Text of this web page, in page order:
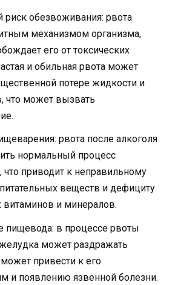
обезвоживания: рвота
механизмом организма,
его от токсических
и обильная рвота может
потере жидкости и
что может вызвать
рвота после алкоголя
нормальный процесс
что приводит к неправильному
веществ и дефициту
и минералов.
пищевода: в процессе рвоты
может раздражать
привести к его
и появлению язвенной болезни.